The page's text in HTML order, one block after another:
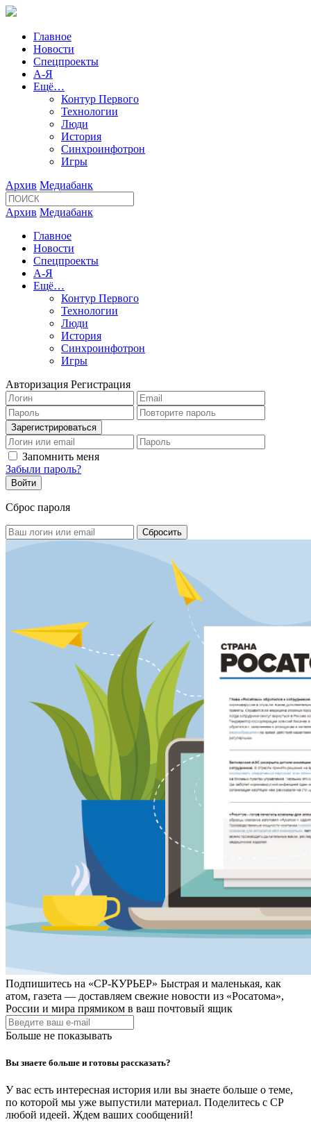
Главное
Новости
Спецпроекты
А-Я
Ещё…
Контур Первого
Технологии
Люди
История
Синхроинфотрон
Игры
Архив Медиабанк
Архив Медиабанк
Главное
Новости
Спецпроекты
А-Я
Ещё…
Контур Первого
Технологии
Люди
История
Синхроинфотрон
Игры
Авторизация Регистрация
Запомнить меня
Забыли пароль?
Сброс пароля
Подпишитесь на «СР-КУРЬЕР» Быстрая и маленькая, как
атом, газета — доставляем свежие новости из «Росатома»,
России и мира прямиком в ваш почтовый ящик
Больше не показывать
Вы знаете больше и готовы рассказать?
У вас есть интересная история или вы знаете больше о теме,
по которой мы уже выпустили материал. Поделитесь с СР
любой идеей. Ждем ваших сообщений!